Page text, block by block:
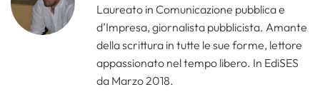
Laureato in Comunicazione pubblica e
d’Impresa, giornalista pubblicista. Amante
della scrittura in tutte le sue forme, lettore
appassionato nel tempo libero. In EdiSES
da Marzo 2018.